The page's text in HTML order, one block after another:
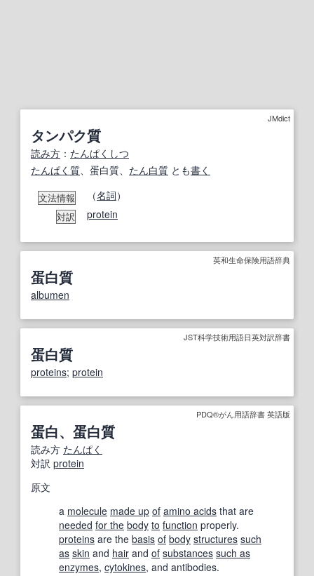
JMdict
タンパク質
読み方 ： たんぱくしつ
たんぱく質 、蛋白質、 たん白質 とも書く
文法情報 （名詞）
対訳 protein
英和生命保険用語辞典
蛋白質
albumen
JST科学技術用語日英対訳辞書
蛋白質
proteins; protein
PDQ®がん用語辞書 英語版
蛋白、蛋白質
読み方 たんぱく
対訳 protein
原文
a molecule made up of amino acids that are
needed for the body to function properly.
proteins are the basis of body structures such
as skin and hair and of substances such as
enzymes, cytokines, and antibodies.